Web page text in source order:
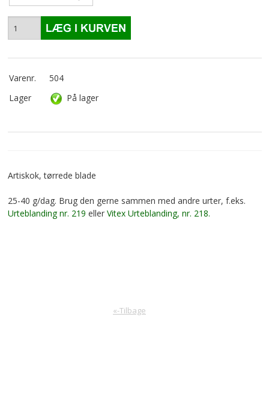
Varenr.
504
Lager
På lager
Artiskok, tørrede blade
25-40 g/dag. Brug den gerne sammen med andre urter, f.eks.
Urteblanding nr. 219 eller Vitex Urteblanding, nr. 218.
«-Tilbage